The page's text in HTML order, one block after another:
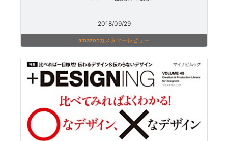
2018/09/29
amazonカスタマーレビュー